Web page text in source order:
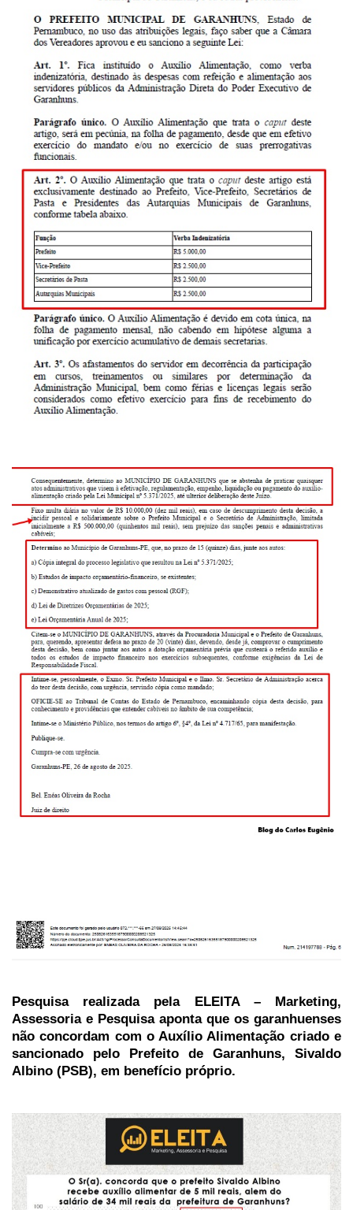
Pesquisa realizada pela ELEITA – Marketing,
Assessoria e Pesquisa aponta que os garanhuenses
não concordam com o Auxílio Alimentação criado e
sancionado pelo Prefeito de Garanhuns, Sivaldo
Albino (PSB), em benefício próprio.